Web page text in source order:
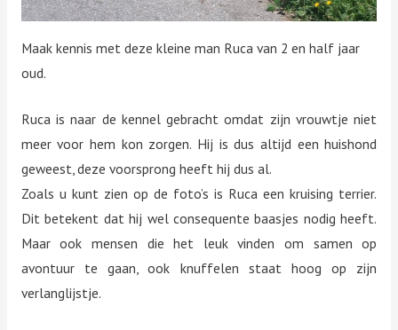
Maak kennis met deze kleine man Ruca van 2 en half jaar
oud.
Ruca is naar de kennel gebracht omdat zijn vrouwtje niet
meer voor hem kon zorgen. Hij is dus altijd een huishond
geweest, deze voorsprong heeft hij dus al.
Zoals u kunt zien op de foto’s is Ruca een kruising terrier.
Dit betekent dat hij wel consequente baasjes nodig heeft.
Maar ook mensen die het leuk vinden om samen op
avontuur te gaan, ook knuffelen staat hoog op zijn
verlanglijstje.